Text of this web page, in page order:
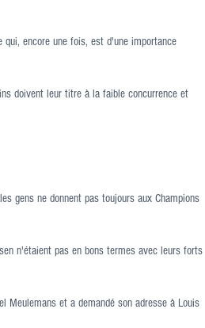
encore une fois, est d'une importance
doivent leur titre à la faible concurrence et
gens ne donnent pas toujours aux Champions
n'étaient pas en bons termes avec leurs forts
et a demandé son adresse à Louis